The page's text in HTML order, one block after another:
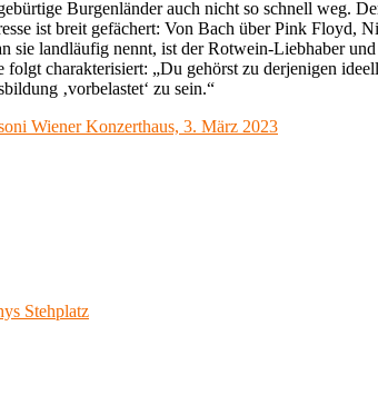
Burgenländer auch nicht so schnell weg.
ist breit gefächert: Von Bach über Pink
sie landläufig nennt, ist der Rotwein-Liebhaber
charakterisiert: „Du gehörst zu derjenigen
‚vorbelastet‘ zu sein.“
Wiener Konzerthaus, 3. März 2023
Stehplatz